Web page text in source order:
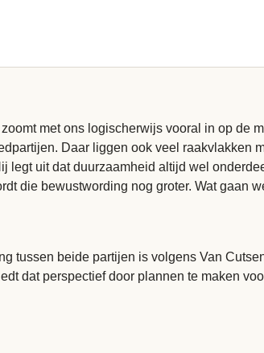
met ons logischerwijs vooral in op de
Daar liggen ook veel raakvlakken
uit dat duurzaamheid altijd wel
die bewustwording nog groter. Wat gaan
beide partijen is volgens Van
dat perspectief door plannen te maken